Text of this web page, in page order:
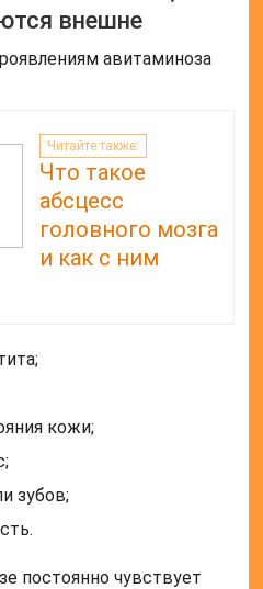
внешне
авитаминоза
Читайте также:
Что такое
абсцесс
головного мозга
и как с ним
кожи;
зубов;
постоянно чувствует